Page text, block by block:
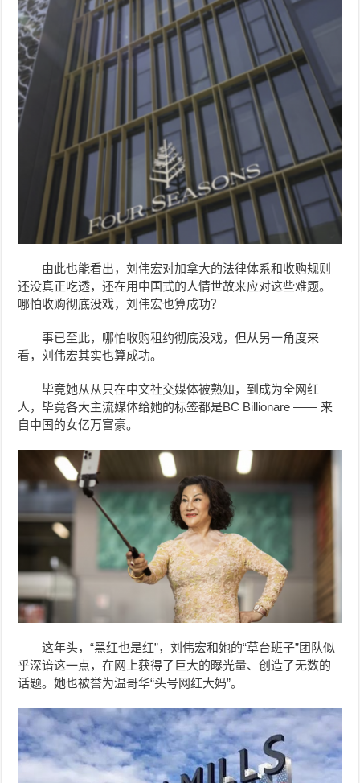
由此也能看出，刘伟宏对加拿大的法律体系和收购规则
还没真正吃透，还在用中国式的人情世故来应对这些难题。
哪怕收购彻底没戏，刘伟宏也算成功？
事已至此，哪怕收购租约彻底没戏，但从另一角度来
看，刘伟宏其实也算成功。
毕竟她从从只在中文社交媒体被熟知，到成为全网红
人，毕竟各大主流媒体给她的标签都是BC Billionare —— 来
自中国的女亿万富豪。
这年头，“黑红也是红”，刘伟宏和她的“草台班子”团队似
乎深谙这一点，在网上获得了巨大的曝光量、创造了无数的
话题。她也被誉为温哥华“头号网红大妈”。